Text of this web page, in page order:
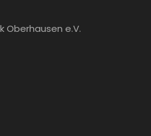
– erleben Sie
Oberhausen e.V.